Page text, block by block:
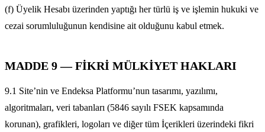
(f) Üyelik Hesabı üzerinden yaptığı her türlü iş ve işlemin hukuki ve
cezai sorumluluğunun kendisine ait olduğunu kabul etmek.
MADDE 9 — FİKRİ MÜLKİYET HAKLARI
9.1 Site’nin ve Endeksa Platformu’nun tasarımı, yazılımı,
algoritmaları, veri tabanları (5846 sayılı FSEK kapsamında
korunan), grafikleri, logoları ve diğer tüm İçerikleri üzerindeki fikri